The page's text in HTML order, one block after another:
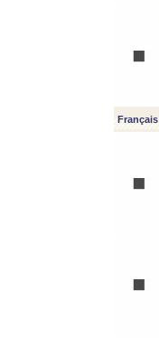
Français